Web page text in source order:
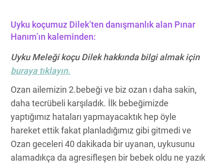
Uyku koçumuz Dilek’ten danışmanlık alan Pınar
Hanım’ın kaleminden:
Uyku Meleği koçu Dilek hakkında bilgi almak için
buraya tıklayın.
Ozan ailemizin 2.bebeği ve biz ozan ı daha sakin,
daha tecrübeli karşıladık. İlk bebeğimizde
yaptığımız hataları yapmayacaktık hep öyle
hareket ettik fakat planladığımız gibi gitmedi ve
Ozan geceleri 40 dakikada bir uyanan, uykusunu
alamadıkça da agresifleşen bir bebek oldu ne yazık